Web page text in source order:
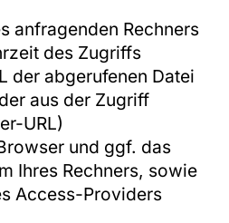
anfragenden Rechners
des Zugriffs
der abgerufenen Datei
aus der Zugriff
URL)
und ggf. das
Ihres Rechners, sowie
Access-Providers